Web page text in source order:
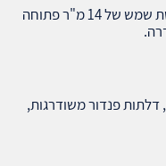
בדירת 5 חד' מרווחת, כ-120 מ"ר + מרפסת שמש של 14 מ"ר פתוחה
דלתות פנדור משודרגות,